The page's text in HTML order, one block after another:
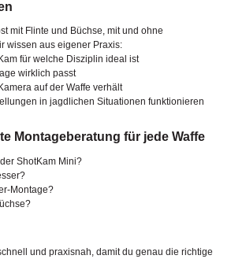
mit Flinte und Büchse, mit und ohne
wissen aus eigener Praxis:
für welche Disziplin ideal ist
wirklich passt
auf der Waffe verhält
in jagdlichen Situationen funktionieren
Montageberatung für jede Waffe
ShotKam Mini?
Montage?
und praxisnah, damit du genau die richtige